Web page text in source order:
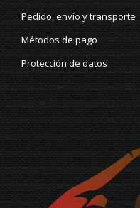
Pedido, envío y transporte
Métodos de pago
Protección de datos